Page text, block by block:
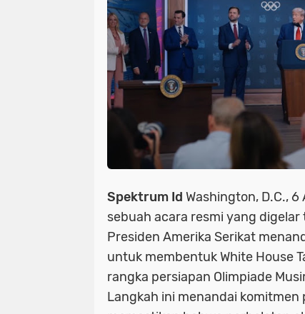
Spektrum Id Washington, D.C.,
sebuah acara resmi yang
Presiden Amerika Serikat
untuk membentukWhite House
rangka persiapan Olimpiade
Langkah ini menandai